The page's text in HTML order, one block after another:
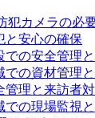
犯カメラの必
と安心の確保
での安全管理
での資材管理
管理と来訪者
での現場監視